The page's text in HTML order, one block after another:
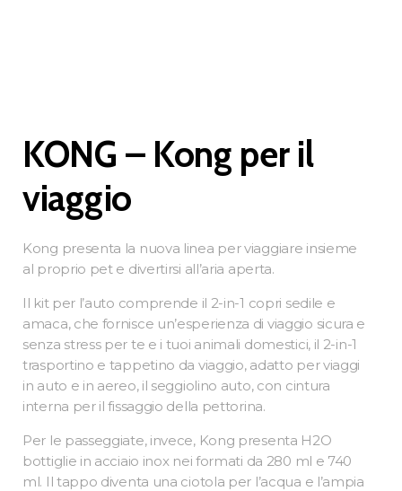
KONG – Kong per il
viaggio
Kong presenta la nuova linea per viaggiare insieme
al proprio pet e divertirsi all’aria aperta.
Il kit per l’auto comprende il 2-in-1 copri sedile e
amaca, che fornisce un’esperienza di viaggio sicura e
senza stress per te e i tuoi animali domestici, il 2-in-1
trasportino e tappetino da viaggio, adatto per viaggi
in auto e in aereo, il seggiolino auto, con cintura
interna per il fissaggio della pettorina.
Per le passeggiate, invece, Kong presenta H2O
bottiglie in acciaio inox nei formati da 280 ml e 740
ml. Il tappo diventa una ciotola per l’acqua e l’ampia